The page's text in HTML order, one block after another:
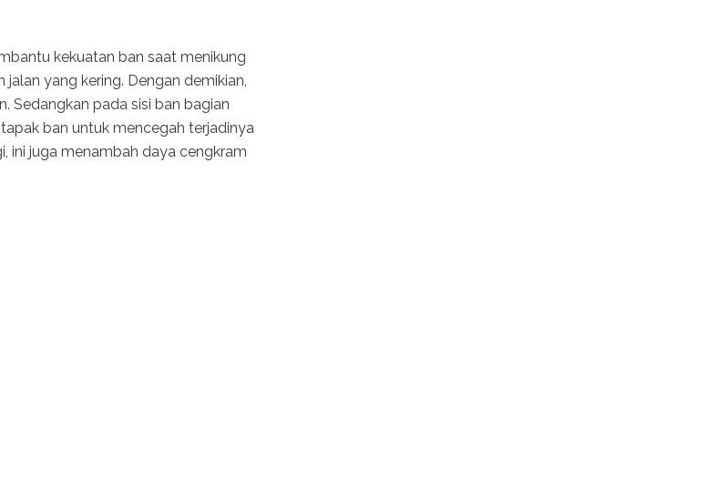
kekuatan ban saat menikung
yang kering. Dengan demikian,
Sedangkan pada sisi ban bagian
ban untuk mencegah terjadinya
ini juga menambah daya cengkram